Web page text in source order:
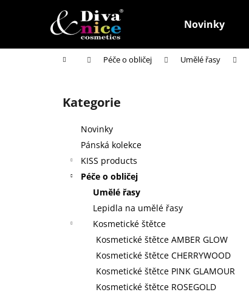
Novinky
Domů Péče o obličej Umělé řasy
Přeskočit
kategorie
Kategorie
Novinky
Pánská kolekce
KISS products
Péče o obličej
Umělé řasy
Lepidla na umělé řasy
Kosmetické štětce
Kosmetické štětce AMBER GLOW
Kosmetické štětce CHERRYWOOD
Kosmetické štětce PINK GLAMOUR
Kosmetické štětce ROSEGOLD
í
Zpět
do
Zpět
do
HOUBIČKA NA MAKE-UP, KULATÁ